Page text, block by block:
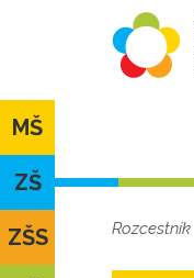
MŠ
ZŠ
ZŠS Rozcestník